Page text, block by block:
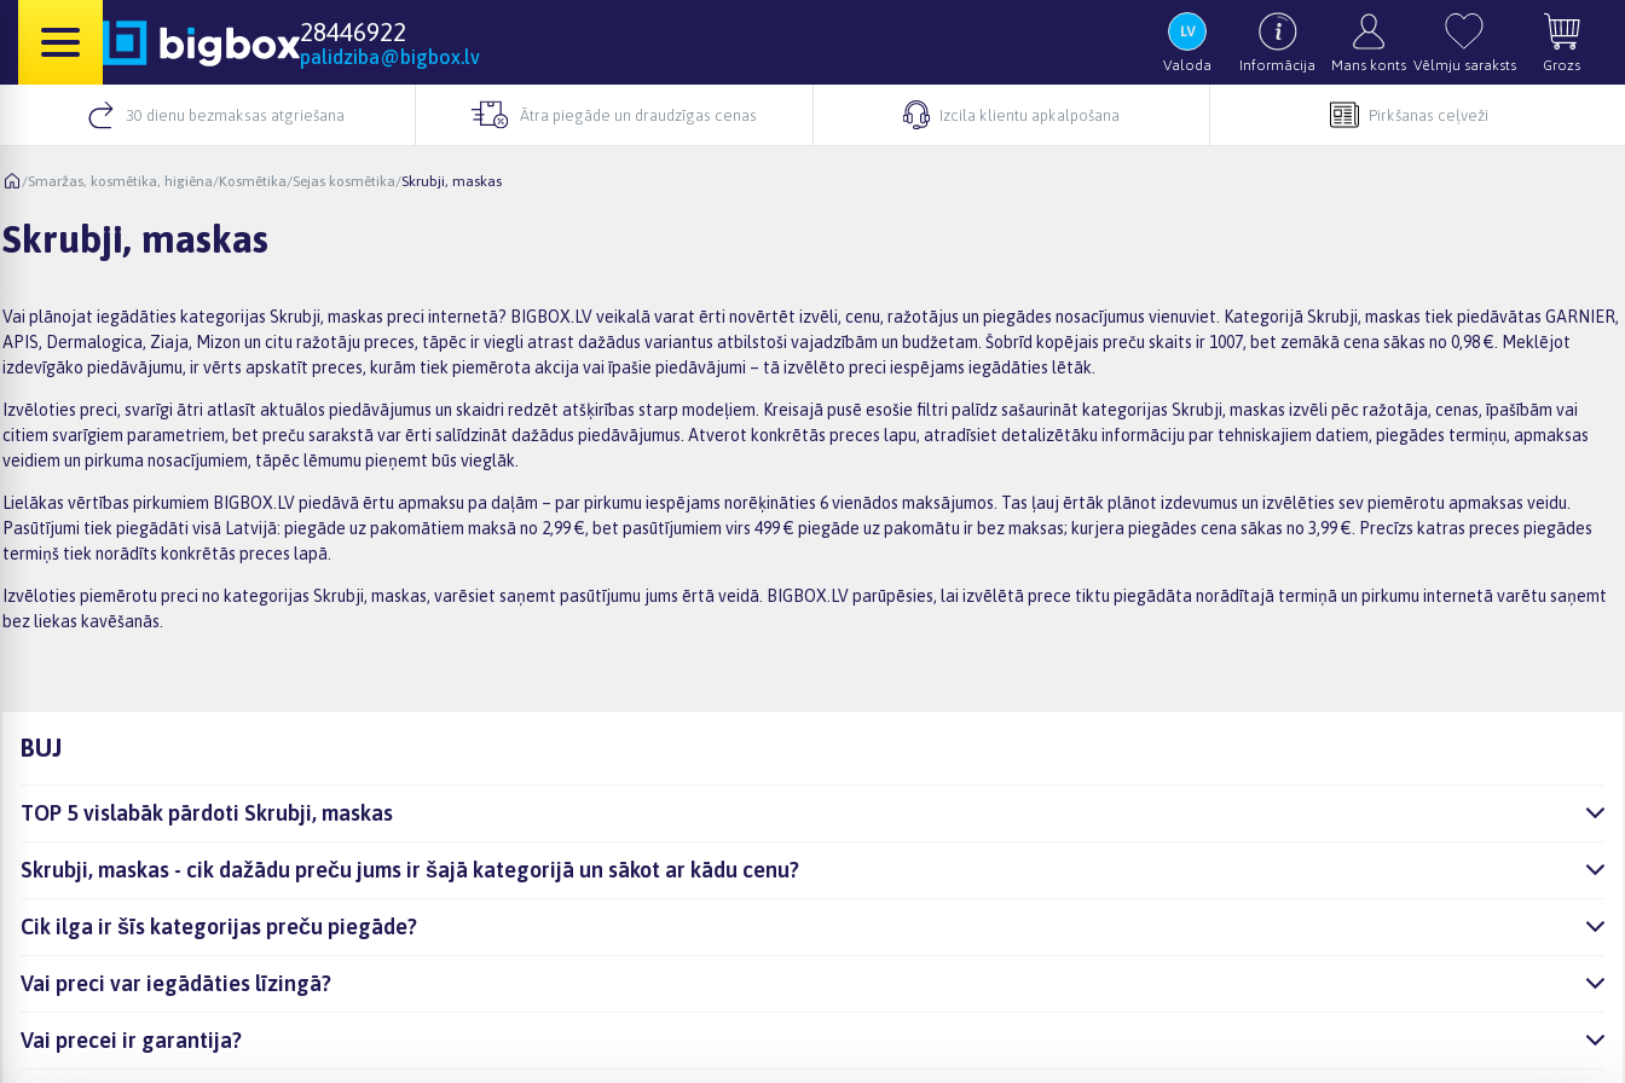
28446922
palidziba@bigbox.lv Valoda Informācija Mans konts Vēlmju saraksts Grozs
30 dienu bezmaksas atgriešana Ātra piegāde un draudzīgas cenas Izcila klientu apkalpošana Pirkšanas ceļveži
/Smaržas, kosmētika, higiēna/Kosmētika/Sejas kosmētika/Skrubji, maskas
Skrubji, maskas
Vai plānojat iegādāties kategorijas Skrubji, maskas preci internetā? BIGBOX.LV veikalā varat ērti novērtēt izvēli, cenu, ražotājus un piegādes nosacījumus vienuviet. Kategorijā Skrubji, maskas tiek piedāvātas GARNIER,
APIS, Dermalogica, Ziaja, Mizon un citu ražotāju preces, tāpēc ir viegli atrast dažādus variantus atbilstoši vajadzībām un budžetam. Šobrīd kopējais preču skaits ir 1007, bet zemākā cena sākas no 0,98 €. Meklējot
izdevīgāko piedāvājumu, ir vērts apskatīt preces, kurām tiek piemērota akcija vai īpašie piedāvājumi – tā izvēlēto preci iespējams iegādāties lētāk.
Izvēloties preci, svarīgi ātri atlasīt aktuālos piedāvājumus un skaidri redzēt atšķirības starp modeļiem. Kreisajā pusē esošie filtri palīdz sašaurināt kategorijas Skrubji, maskas izvēli pēc ražotāja, cenas, īpašībām vai
citiem svarīgiem parametriem, bet preču sarakstā var ērti salīdzināt dažādus piedāvājumus. Atverot konkrētās preces lapu, atradīsiet detalizētāku informāciju par tehniskajiem datiem, piegādes termiņu, apmaksas
veidiem un pirkuma nosacījumiem, tāpēc lēmumu pieņemt būs vieglāk.
Lielākas vērtības pirkumiem BIGBOX.LV piedāvā ērtu apmaksu pa daļām – par pirkumu iespējams norēķināties 6 vienādos maksājumos. Tas ļauj ērtāk plānot izdevumus un izvēlēties sev piemērotu apmaksas veidu.
Pasūtījumi tiek piegādāti visā Latvijā: piegāde uz pakomātiem maksā no 2,99 €, bet pasūtījumiem virs 499 € piegāde uz pakomātu ir bez maksas; kurjera piegādes cena sākas no 3,99 €. Precīzs katras preces piegādes
termiņš tiek norādīts konkrētās preces lapā.
Izvēloties piemērotu preci no kategorijas Skrubji, maskas, varēsiet saņemt pasūtījumu jums ērtā veidā. BIGBOX.LV parūpēsies, lai izvēlētā prece tiktu piegādāta norādītajā termiņā un pirkumu internetā varētu saņemt
bez liekas kavēšanās.
BUJ
TOP 5 vislabāk pārdoti Skrubji, maskas
Skrubji, maskas - cik dažādu preču jums ir šajā kategorijā un sākot ar kādu cenu?
Cik ilga ir šīs kategorijas preču piegāde?
Vai preci var iegādāties līzingā?
Vai precei ir garantija?